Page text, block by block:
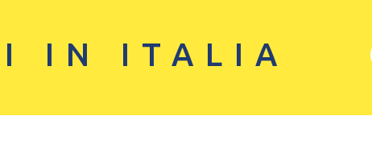
IN ITALIA